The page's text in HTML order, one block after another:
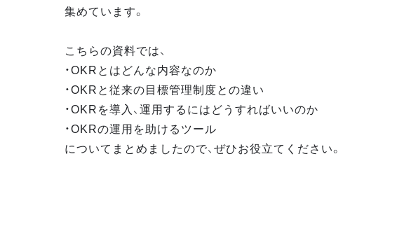
集めています。
こちらの資料では、
・OKRとはどんな内容なのか
・OKRと従来の目標管理制度との違い
・OKRを導入、運用するにはどうすればいいのか
・OKRの運用を助けるツール
についてまとめましたので、ぜひお役立てください。